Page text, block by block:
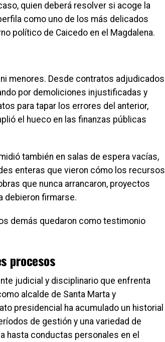
quien deberá resolver si acoge la
como uno de los más delicados
político de Caicedo en el Magdalena.
menores. Desde contratos adjudicados
por demoliciones injustificadas y
para tapar los errores del anterior,
el hueco en las finanzas públicas
también en salas de espera vacías,
enteras que vieron cómo los recursos
que nunca arrancaron, proyectos
debieron firmarse.
demás quedaron como testimonio
procesos
judicial y disciplinario que enfrenta
alcalde de Santa Marta y
presidencial ha acumulado un historial
de gestión y una variedad de
hasta conductas personales en el